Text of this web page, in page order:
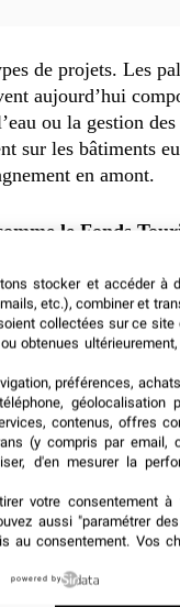
de projets. Les
aujourd’hui
ou la gestion des
sur les bâtiments
en amont.
le Fonds
de moins de 30
de réduction des
de l’ensemble
ne consiste pas
lisible pour les
stocker et accéder à
etc.), combiner et
collectées sur ce site
obtenues
préférences,
géolocalisation
contenus, offres
(y compris par email,
d'en mesurer la
votre consentement
aussi "paramétrer
au consentement. Vos
powered by